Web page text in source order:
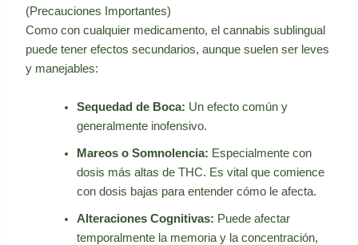
(Precauciones Importantes)
Como con cualquier medicamento, el cannabis sublingual
puede tener efectos secundarios, aunque suelen ser leves
y manejables:
Sequedad de Boca: Un efecto común y
generalmente inofensivo.
Mareos o Somnolencia: Especialmente con
dosis más altas de THC. Es vital que comience
con dosis bajas para entender cómo le afecta.
Alteraciones Cognitivas: Puede afectar
temporalmente la memoria y la concentración,